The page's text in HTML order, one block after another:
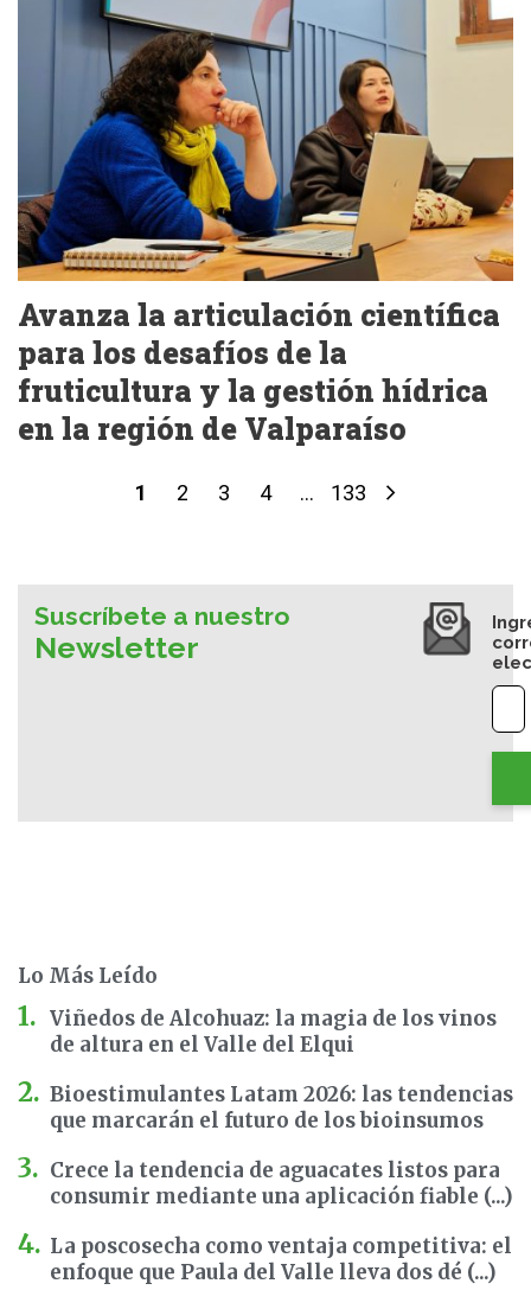
Avanza la articulación científica
para los desafíos de la
fruticultura y la gestión hídrica
en la región de Valparaíso
1 2 3 4 ... 133
Suscríbete a nuestro
Newsletter
Lo Más Leído
Viñedos de Alcohuaz: la magia de los vinos
de altura en el Valle del Elqui
Bioestimulantes Latam 2026: las tendencias
que marcarán el futuro de los bioinsumos
Crece la tendencia de aguacates listos para
consumir mediante una aplicación fiable (...)
La poscosecha como ventaja competitiva: el
enfoque que Paula del Valle lleva dos dé (...)